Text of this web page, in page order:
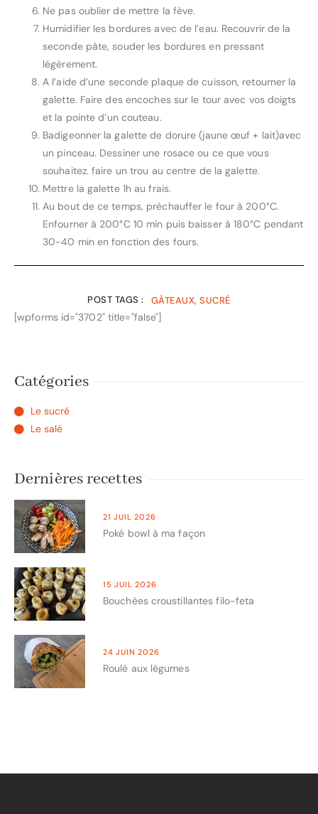
Ne pas oublier de mettre la fève.
Humidifier les bordures avec de l’eau. Recouvrir de la
seconde pâte, souder les bordures en pressant
légèrement.
A l’aide d’une seconde plaque de cuisson, retourner la
galette. Faire des encoches sur le tour avec vos doigts
et la pointe d’un couteau.
Badigeonner la galette de dorure (jaune œuf + lait)avec
un pinceau. Dessiner une rosace ou ce que vous
souhaitez. faire un trou au centre de la galette.
Mettre la galette 1h au frais.
Au bout de ce temps, préchauffer le four à 200°C.
Enfourner à 200°C 10 min puis baisser à 180°C pendant
30-40 min en fonction des fours.
POST TAGS : GÂTEAUX, SUCRÉ
[wpforms id="3702" title="false"]
Catégories
Le sucré
Le salé
Dernières recettes
21 JUIL 2026
Poké bowl à ma façon
15 JUIL 2026
Bouchées croustillantes filo-feta
24 JUIN 2026
Roulé aux légumes